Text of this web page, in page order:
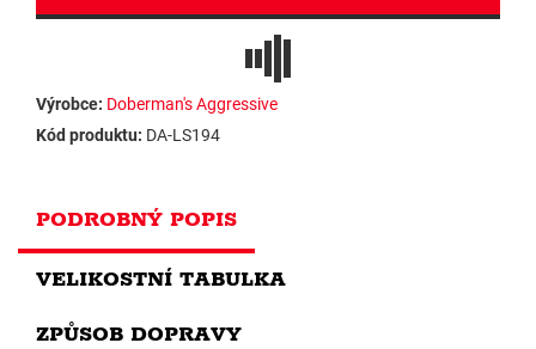
Výrobce: Doberman's Aggressive
Kód produktu: DA-LS194
PODROBNÝ POPIS
VELIKOSTNÍ TABULKA
ZPŮSOB DOPRAVY